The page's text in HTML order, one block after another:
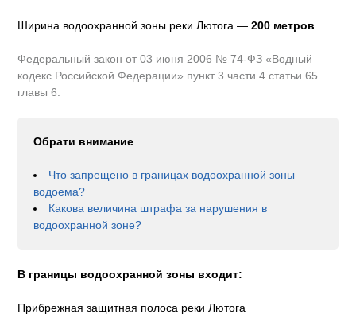
Ширина водоохранной зоны реки Лютога —200 метров
Федеральный закон от 03 июня 2006 № 74-ФЗ «Водный
кодекс Российской Федерации» пункт 3 части 4 статьи 65
главы 6.
Обрати внимание
Что запрещено в границах водоохранной зоны
водоема?
Какова величина штрафа за нарушения в
водоохранной зоне?
В границы водоохранной зоны входит:
Прибрежная защитная полоса реки Лютога